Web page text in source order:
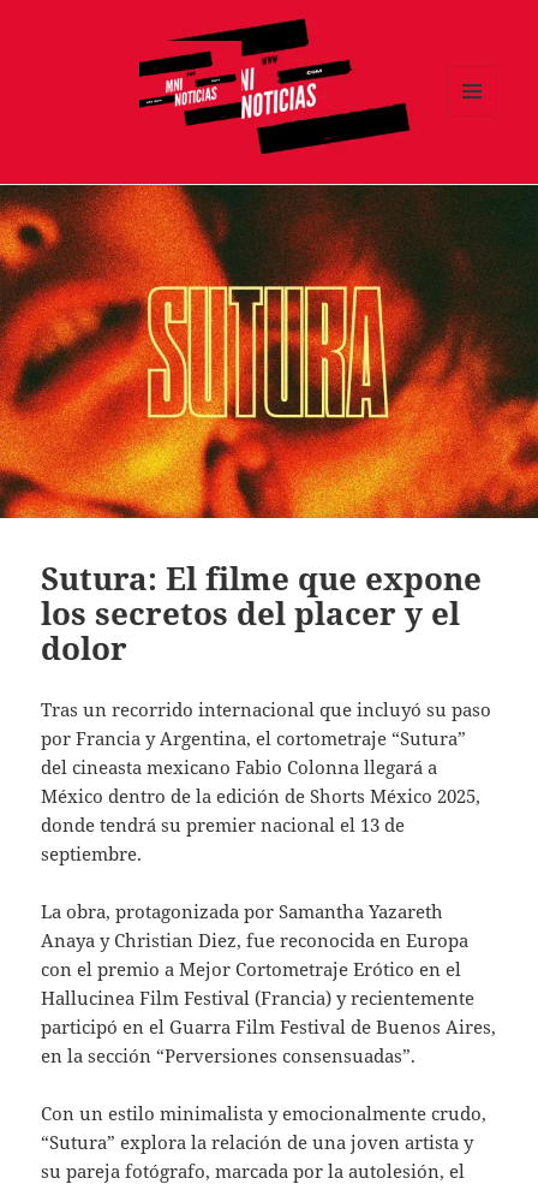
Sutura: El filme que expone
los secretos del placer y el
dolor
Tras un recorrido internacional que incluyó su paso
por Francia y Argentina, el cortometraje “Sutura”
del cineasta mexicano Fabio Colonna llegará a
México dentro de la edición de Shorts México 2025,
donde tendrá su premier nacional el 13 de
septiembre.
La obra, protagonizada por Samantha Yazareth
Anaya y Christian Diez, fue reconocida en Europa
con el premio a Mejor Cortometraje Erótico en el
Hallucinea Film Festival (Francia) y recientemente
participó en el Guarra Film Festival de Buenos Aires,
en la sección “Perversiones consensuadas”.
Con un estilo minimalista y emocionalmente crudo,
“Sutura” explora la relación de una joven artista y
su pareja fotógrafo, marcada por la autolesión, el